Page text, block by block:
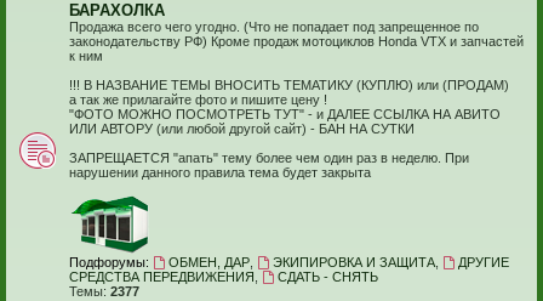
БАРАХОЛКА
Продажа всего чего угодно. (Что не попадает под запрещенное по
законодательству РФ) Кроме продаж мотоциклов Honda VTX и запчастей
к ним
!!! В НАЗВАНИЕ ТЕМЫ ВНОСИТЬ ТЕМАТИКУ (КУПЛЮ) или (ПРОДАМ)
а так же прилагайте фото и пишите цену !
"ФОТО МОЖНО ПОСМОТРЕТЬ ТУТ" - и ДАЛЕЕ ССЫЛКА НА АВИТО
ИЛИ АВТОРУ (или любой другой сайт) - БАН НА СУТКИ
ЗАПРЕЩАЕТСЯ "апать" тему более чем один раз в неделю. При
нарушении данного правила тема будет закрыта
Подфорумы: ОБМЕН, ДАР, ЭКИПИРОВКА И ЗАЩИТА,
ДРУГИЕ
СРЕДСТВА ПЕРЕДВИЖЕНИЯ
СДАТЬ - СНЯТЬ
Темы: 2377